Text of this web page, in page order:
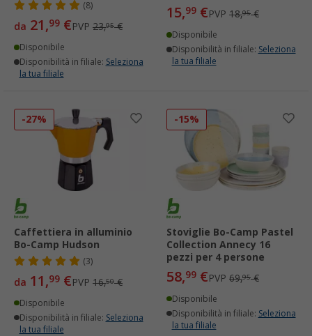
(8)
da 21,99 €PVP 23,95€
Disponibile
Disponibilità in filiale: Seleziona
la tua filiale
15,99 €PVP 18,95€
Disponibile
Disponibilità in filiale: Seleziona
la tua filiale
-27%
Caffettiera in alluminio
Bo-Camp Hudson
(3)
da 11,99 €PVP 16,50€
Disponibile
Disponibilità in filiale: Seleziona
la tua filiale
-15%
Stoviglie Bo-Camp Pastel
Collection Annecy 16
pezzi per 4 persone
58,99 €PVP 69,95€
Disponibile
Disponibilità in filiale: Seleziona
la tua filiale